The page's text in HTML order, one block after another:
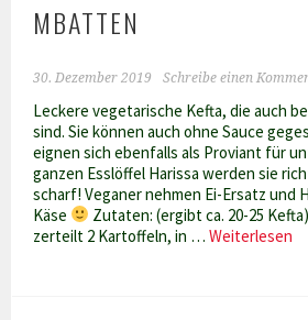
MBATTEN
30. Dezember 2019 Schreibe einen
Leckere vegetarische Kefta, die auch
sind. Sie können auch ohne Sauce
eignen sich ebenfalls als Proviant für
ganzen Esslöffel Harissa werden sie
scharf! Veganer nehmen Ei-Ersatz
Käse
Zutaten: (ergibt ca. 20-25
zerteilt 2 Kartoffeln, in …Weiterlesen